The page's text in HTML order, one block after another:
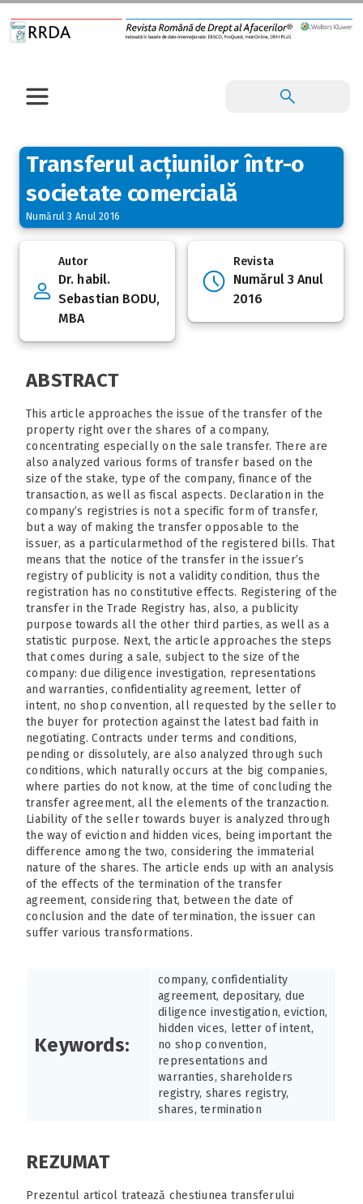
Transferul acțiunilor într-o
societate comercială
Numărul 3 Anul 2016
Autor
Dr. habil.
Sebastian BODU,
MBA
Revista
Numărul 3 Anul
2016
ABSTRACT
This article approaches the issue of the transfer of the
property right over the shares of a company,
concentrating especially on the sale transfer. There are
also analyzed various forms of transfer based on the
size of the stake, type of the company, finance of the
transaction, as well as fiscal aspects. Declaration in the
company’s registries is not a specific form of transfer,
but a way of making the transfer opposable to the
issuer, as a particularmethod of the registered bills. That
means that the notice of the transfer in the issuer’s
registry of publicity is not a validity condition, thus the
registration has no constitutive effects. Registering of the
transfer in the Trade Registry has, also, a publicity
purpose towards all the other third parties, as well as a
statistic purpose. Next, the article approaches the steps
that comes during a sale, subject to the size of the
company: due diligence investigation, representations
and warranties, confidentiality agreement, letter of
intent, no shop convention, all requested by the seller to
the buyer for protection against the latest bad faith in
negotiating. Contracts under terms and conditions,
pending or dissolutely, are also analyzed through such
conditions, which naturally occurs at the big companies,
where parties do not know, at the time of concluding the
transfer agreement, all the elements of the tranzaction.
Liability of the seller towards buyer is analyzed through
the way of eviction and hidden vices, being important the
difference among the two, considering the immaterial
nature of the shares. The article ends up with an analysis
of the effects of the termination of the transfer
agreement, considering that, between the date of
conclusion and the date of termination, the issuer can
suffer various transformations.
Keywords:
company, confidentiality
agreement, depositary, due
diligence investigation, eviction,
hidden vices, letter of intent,
no shop convention,
representations and
warranties, shareholders
registry, shares registry,
shares, termination
REZUMAT
Prezentul articol tratează chestiunea transferului